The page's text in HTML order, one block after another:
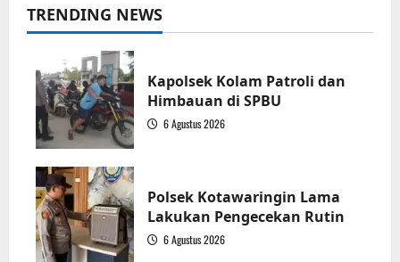
Secara
Serentak,
MPLS
Digital
Kalteng
Jadi
yang
Terbesar
di
Indonesia
TRENDING NEWS
Kapolsek Kolam Patroli dan
Himbauan di SPBU
6 Agustus 2026
Polsek Kotawaringin Lama
Lakukan Pengecekan Rutin
6 Agustus 2026